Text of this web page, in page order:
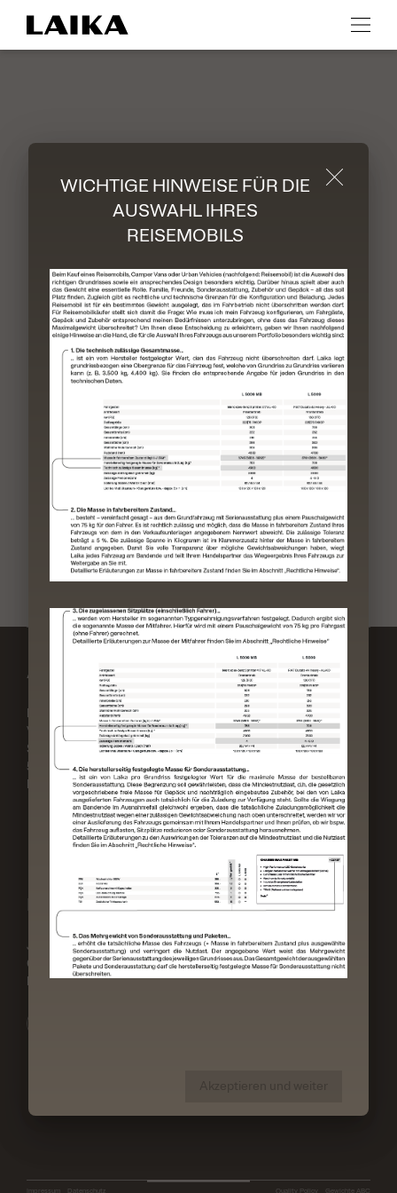
Adresse
Laika Caravans S.p.A.
Via Certaldese 41/A
San Casciano in Val di Pesa
50026 Florenz
Kontakt
Telefon:
+39 055 805 81
Mail:
laika@laika.it
Presse
Follow us
Facebook
Instagram
Youtube
Newsletter
Jetzt anmelden für mehr
Geschichten,
News und la Dolce Vita.
Impressum Datenschutz Quality Policy Gewichte ABC
Durch Scrolling wird der Button zum
WICHTIGE HINWEISE FÜR DIE
AUSWAHL IHRES
REISEMOBILS